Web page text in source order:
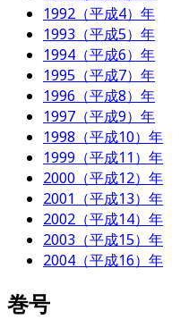
1992（平成4）年
1993（平成5）年
1994（平成6）年
1995（平成7）年
1996（平成8）年
1997（平成9）年
1998（平成10）年
1999（平成11）年
2000（平成12）年
2001（平成13）年
2002（平成14）年
2003（平成15）年
2004（平成16）年
巻号